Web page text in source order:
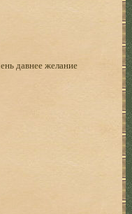
давнее желание